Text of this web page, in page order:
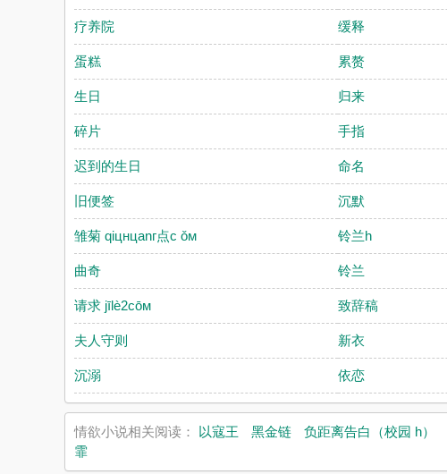
疗养院 缓释
蛋糕 累赘
生日 归来
碎片 手指
迟到的生日 命名
旧便签 沉默
雏菊 qiцнцanг点c ǒм 铃兰h
曲奇 铃兰
请求 jīlè2cōм 致辞稿
夫人守则 新衣
沉溺 依恋
情欲小说相关阅读： 以寇王 黑金链 负距离告白（校园 h）
霏